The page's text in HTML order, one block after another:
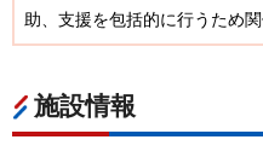
助、支援を包括的に行うため
施設情報